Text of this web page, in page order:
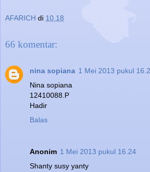
AFARICH di 10.18
66 komentar:
nina sopiana 1 Mei 2013 pukul
Nina sopiana
12410088.P
Hadir
Balas
Anonim 1 Mei 2013 pukul 16.24
Shanty susy yanty